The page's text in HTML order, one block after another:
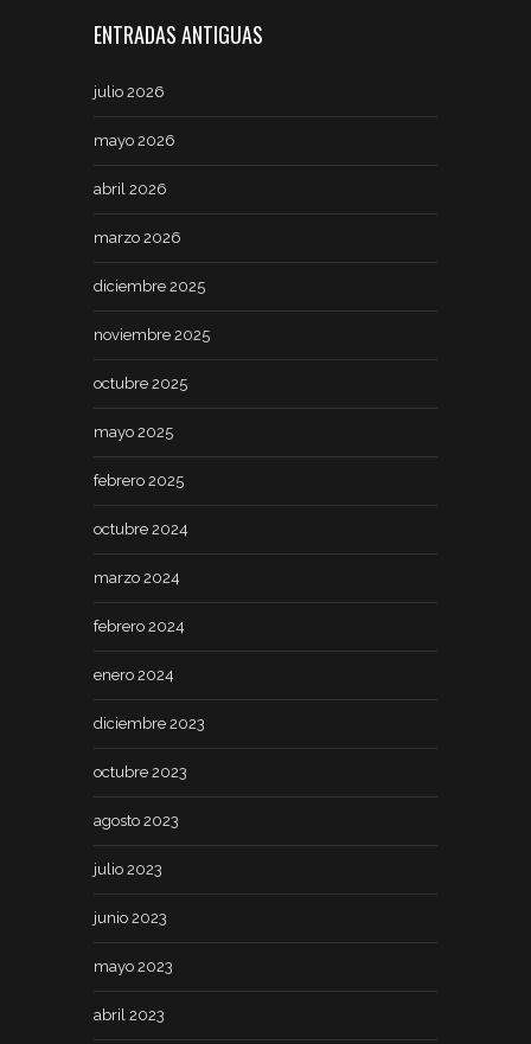
ENTRADAS ANTIGUAS
julio 2026
mayo 2026
abril 2026
marzo 2026
diciembre 2025
noviembre 2025
octubre 2025
mayo 2025
febrero 2025
octubre 2024
marzo 2024
febrero 2024
enero 2024
diciembre 2023
octubre 2023
agosto 2023
julio 2023
junio 2023
mayo 2023
abril 2023